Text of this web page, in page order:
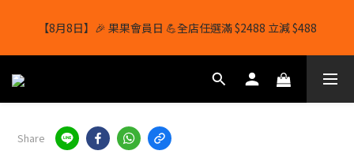
【8月8日】🎉 果果會員日 💪全店任選滿 $2488 立減 $488
【1/8-31/8】8月下單即贈 蛋白威化餅×1-隨機口味
結帳輸入[gopowerhk]，可享全單*95折*，可與活動折扣疊加。
[新會員優惠]新會員註冊即送$20購物金
Share